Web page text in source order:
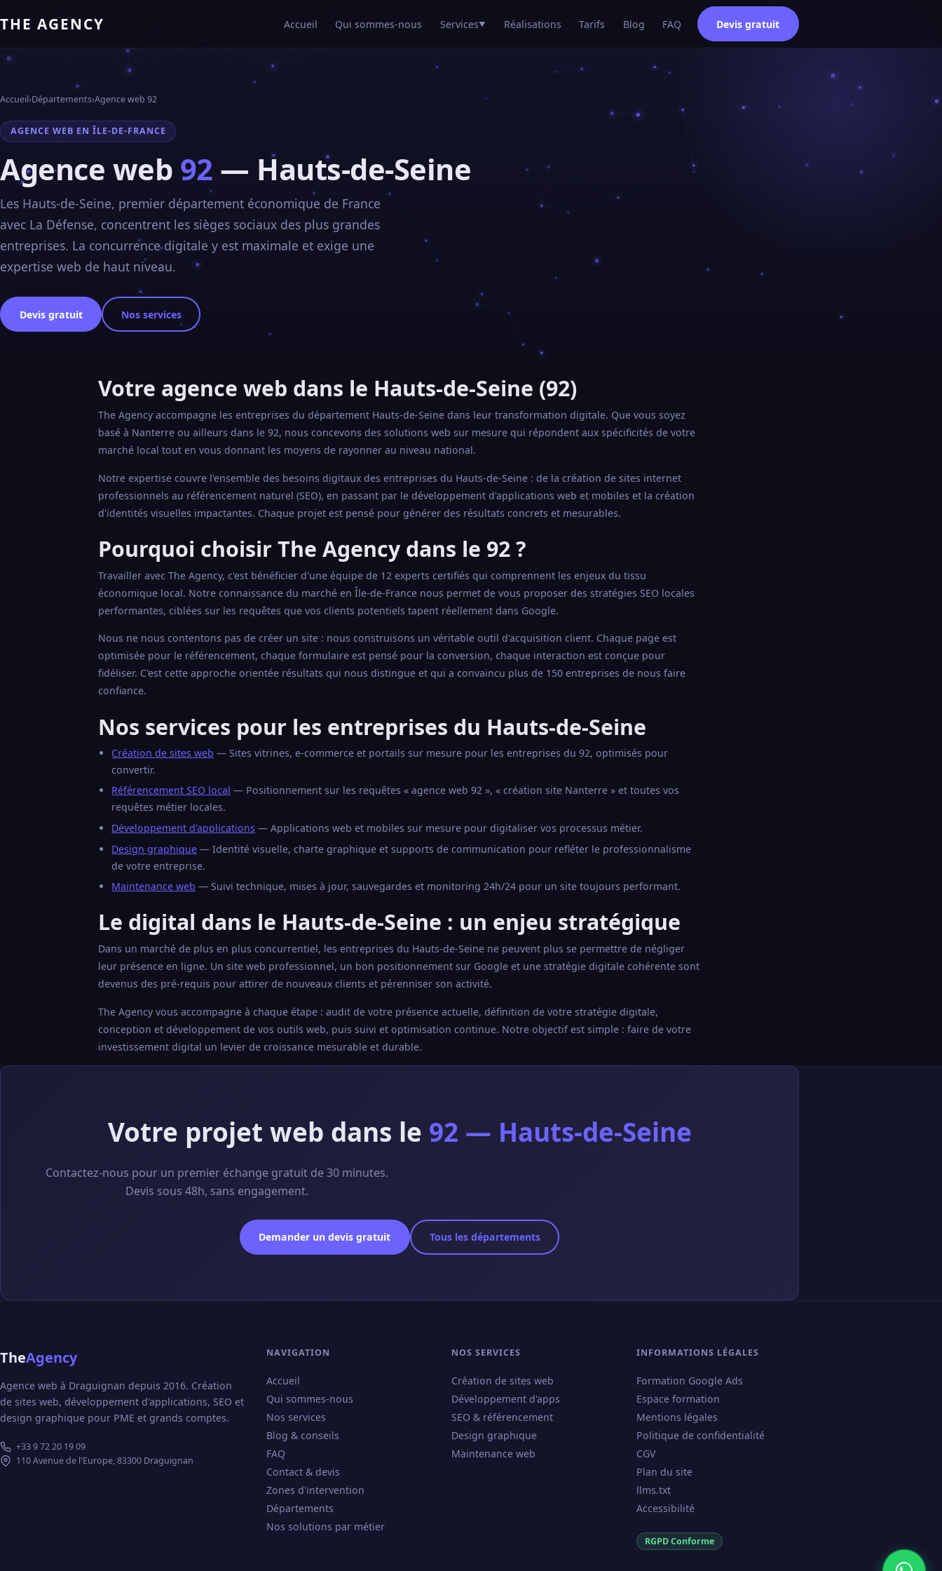
THE AGENCY Accueil Qui sommes-nous Services▼ Réalisations Tarifs Blog FAQ Devis gratuit
Accueil›Départements›Agence web 92
AGENCE WEB EN ÎLE-DE-FRANCE
Agence web 92 — Hauts-de-Seine
Les Hauts-de-Seine, premier département économique de France
avec La Défense, concentrent les sièges sociaux des plus grandes
entreprises. La concurrence digitale y est maximale et exige une
expertise web de haut niveau.
Devis gratuit Nos services
Votre agence web dans le Hauts-de-Seine (92)
The Agency accompagne les entreprises du département Hauts-de-Seine dans leur transformation digitale. Que vous soyez
basé à Nanterre ou ailleurs dans le 92, nous concevons des solutions web sur mesure qui répondent aux spécificités de votre
marché local tout en vous donnant les moyens de rayonner au niveau national.
Notre expertise couvre l'ensemble des besoins digitaux des entreprises du Hauts-de-Seine : de la création de sites internet
professionnels au référencement naturel (SEO), en passant par le développement d'applications web et mobiles et la création
d'identités visuelles impactantes. Chaque projet est pensé pour générer des résultats concrets et mesurables.
Pourquoi choisir The Agency dans le 92 ?
Travailler avec The Agency, c'est bénéficier d'une équipe de 12 experts certifiés qui comprennent les enjeux du tissu
économique local. Notre connaissance du marché en Île-de-France nous permet de vous proposer des stratégies SEO locales
performantes, ciblées sur les requêtes que vos clients potentiels tapent réellement dans Google.
Nous ne nous contentons pas de créer un site : nous construisons un véritable outil d'acquisition client. Chaque page est
optimisée pour le référencement, chaque formulaire est pensé pour la conversion, chaque interaction est conçue pour
fidéliser. C'est cette approche orientée résultats qui nous distingue et qui a convaincu plus de 150 entreprises de nous faire
confiance.
Nos services pour les entreprises du Hauts-de-Seine
Création de sites web — Sites vitrines, e-commerce et portails sur mesure pour les entreprises du 92, optimisés pour
convertir.
Référencement SEO local — Positionnement sur les requêtes « agence web 92 », « création site Nanterre » et toutes vos
requêtes métier locales.
Développement d'applications — Applications web et mobiles sur mesure pour digitaliser vos processus métier.
Design graphique — Identité visuelle, charte graphique et supports de communication pour refléter le professionnalisme
de votre entreprise.
Maintenance web — Suivi technique, mises à jour, sauvegardes et monitoring 24h/24 pour un site toujours performant.
Le digital dans le Hauts-de-Seine : un enjeu stratégique
Dans un marché de plus en plus concurrentiel, les entreprises du Hauts-de-Seine ne peuvent plus se permettre de négliger
leur présence en ligne. Un site web professionnel, un bon positionnement sur Google et une stratégie digitale cohérente sont
devenus des pré-requis pour attirer de nouveaux clients et pérenniser son activité.
The Agency vous accompagne à chaque étape : audit de votre présence actuelle, définition de votre stratégie digitale,
conception et développement de vos outils web, puis suivi et optimisation continue. Notre objectif est simple : faire de votre
investissement digital un levier de croissance mesurable et durable.
Votre projet web dans le 92 — Hauts-de-Seine
Contactez-nous pour un premier échange gratuit de 30 minutes.
Devis sous 48h, sans engagement.
Demander un devis gratuit Tous les départements
TheAgency
Agence web à Draguignan depuis 2016. Création
de sites web, développement d'applications, SEO et
design graphique pour PME et grands comptes.
+33 9 72 20 19 09
110 Avenue de l'Europe, 83300 Draguignan
NAVIGATION
Accueil
Qui sommes-nous
Nos services
Blog & conseils
FAQ
Contact & devis
Zones d'intervention
Départements
Nos solutions par métier
NOS SERVICES
Création de sites web
Développement d'apps
SEO & référencement
Design graphique
Maintenance web
INFORMATIONS LÉGALES
Formation Google Ads
Espace formation
Mentions légales
Politique de confidentialité
CGV
Plan du site
llms.txt
Accessibilité
RGPD Conforme